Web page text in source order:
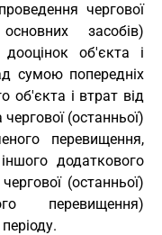
чергової
засобів)
об'єкта і
сумою попередніх
об'єкта і втрат від
(останньої)
перевищення,
додаткового
(останньої)
перевищення)